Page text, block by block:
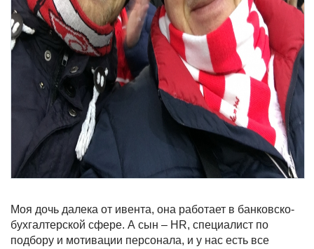
Моя дочь далека от ивента, она работает в банковско-
бухгалтерской сфере. А сын – HR, специалист по
подбору и мотивации персонала, и у нас есть все